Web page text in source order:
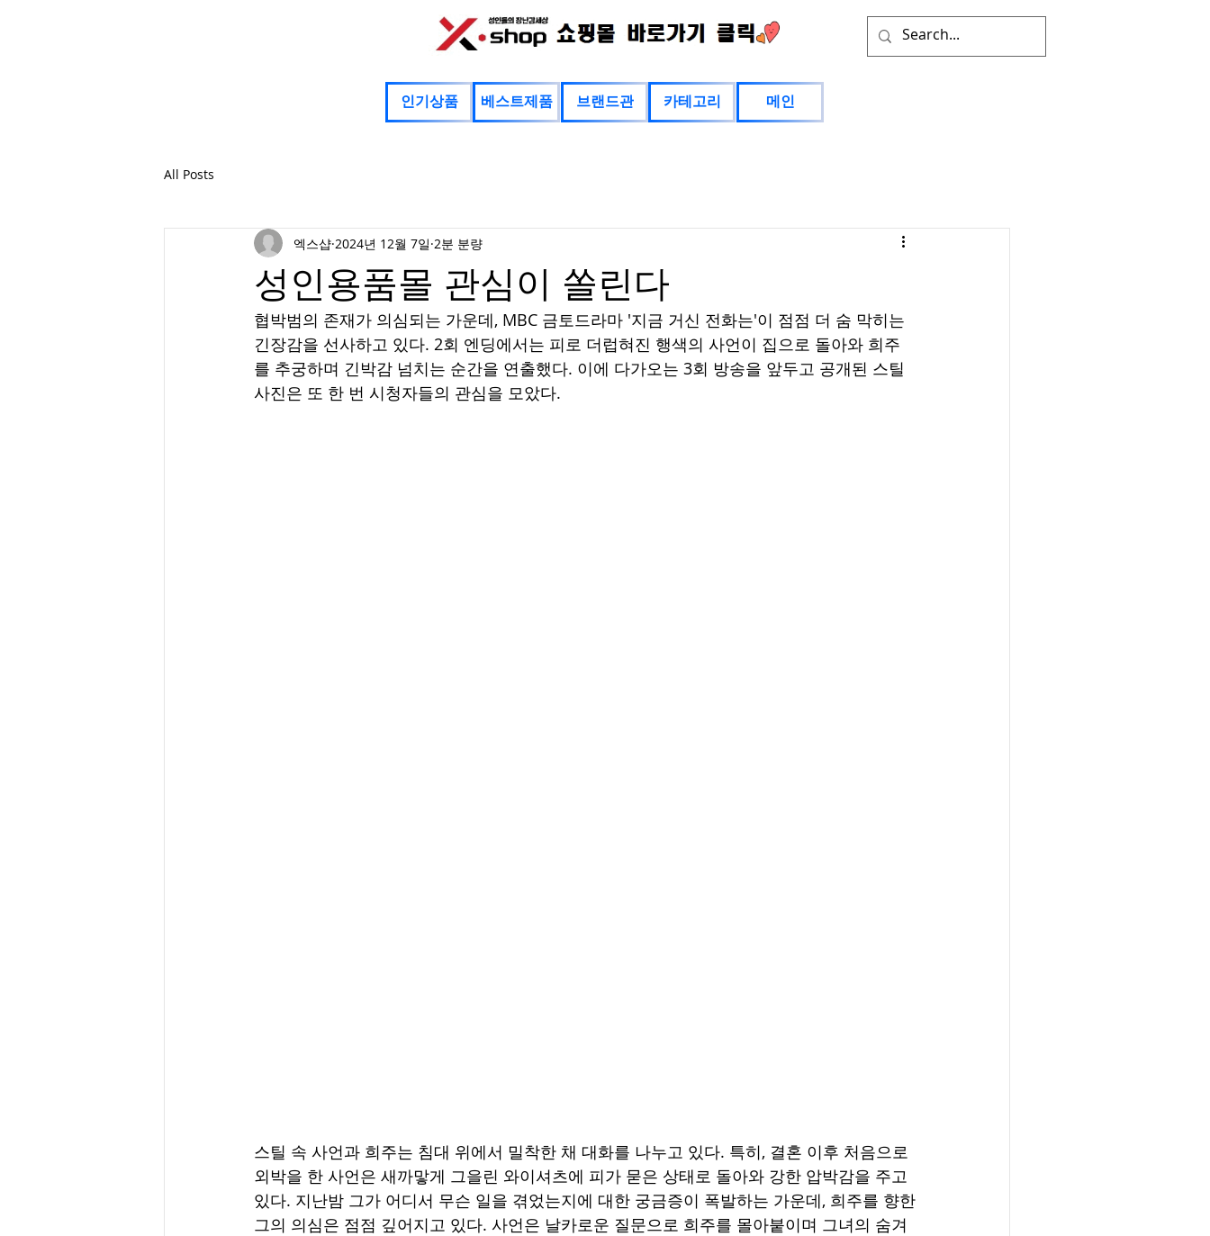
인기상품 베스트제품 브랜드관 카테고리 메인
All Posts
성인용품몰 관심이 쏠린다
엑스샵 2024년 12월 7일 2분 분량
협박범의 존재가 의심되는 가운데, MBC 금토드라마 '지금 거신 전화는'이 점점 더 숨 막히는
긴장감을 선사하고 있다. 2회 엔딩에서는 피로 더럽혀진 행색의 사언이 집으로 돌아와 희주
를 추궁하며 긴박감 넘치는 순간을 연출했다. 이에 다가오는 3회 방송을 앞두고 공개된 스틸
사진은 또 한 번 시청자들의 관심을 모았다.
스틸 속 사언과 희주는 침대 위에서 밀착한 채 대화를 나누고 있다. 특히, 결혼 이후 처음으로
외박을 한 사언은 새까맣게 그을린 와이셔츠에 피가 묻은 상태로 돌아와 강한 압박감을 주고
있다. 지난밤 그가 어디서 무슨 일을 겪었는지에 대한 궁금증이 폭발하는 가운데, 희주를 향한
그의 의심은 점점 깊어지고 있다. 사언은 날카로운 질문으로 희주를 몰아붙이며 그녀의 숨겨